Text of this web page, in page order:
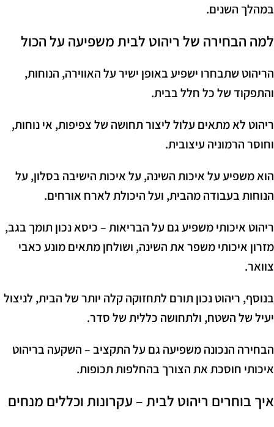
במהלך השנים.
למה הבחירה של ריהוט לבית משפיעה על הכול
הריהוט שתבחרו ישפיע באופן ישיר על האווירה, הנוחות,
והתפקוד של כל חלל בבית.
ריהוט לא מתאים עלול ליצור תחושה של צפיפות, אי נוחות,
וחוסר הרמוניה עיצובית.
הוא משפיע על איכות השינה, על איכות הישיבה בסלון, על
הנוחות בעבודה מהבית, ועל היכולת לארח אורחים.
ריהוט איכותי משפיע גם על הבריאות – כיסא נכון תומך בגב,
מזרון איכותי משפר את השינה, ושולחן מתאים מונע כאבי
צוואר.
בנוסף, ריהוט נכון תורם לתחזוקה קלה יותר של הבית, לניצול
יעיל של השטח, ולתחושה כללית של סדר.
הבחירה הנכונה משפיעה גם על התקציב – השקעה בריהוט
איכותי חוסכת את הצורך בהחלפות תכופות.
איך בוחרים ריהוט לבית – עקרונות וכללים מנחים